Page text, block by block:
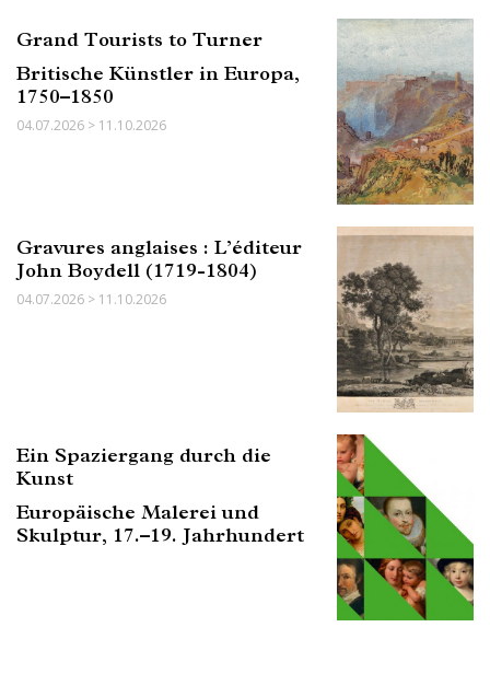
Grand Tourists to Turner
Britische Künstler in Europa,
1750–1850
04.07.2026 > 11.10.2026
Gravures anglaises : L’éditeur
John Boydell (1719-1804)
04.07.2026 > 11.10.2026
Ein Spaziergang durch die
Kunst
Europäische Malerei und
Skulptur, 17.–19. Jahrhundert